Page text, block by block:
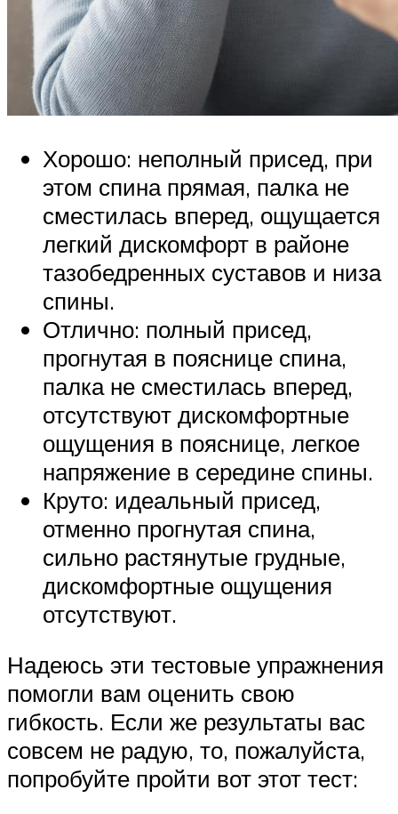
Хорошо: неполный присед, при
этом спина прямая, палка не
сместилась вперед, ощущается
легкий дискомфорт в районе
тазобедренных суставов и низа
спины.
Отлично: полный присед,
прогнутая в пояснице спина,
палка не сместилась вперед,
отсутствуют дискомфортные
ощущения в пояснице, легкое
напряжение в середине спины.
Круто: идеальный присед,
отменно прогнутая спина,
сильно растянутые грудные,
дискомфортные ощущения
отсутствуют.
Надеюсь эти тестовые упражнения
помогли вам оценить свою
гибкость. Если же результаты вас
совсем не радую, то, пожалуйста,
попробуйте пройти вот этот тест: